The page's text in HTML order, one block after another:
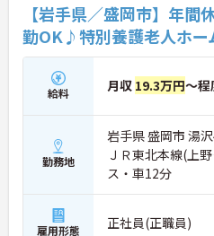
【岩手県／盛岡市】年
勤OK♪特別養護老人ホー
給料 月収 19.3万円～
勤務地
岩手県 盛岡市 湯
ＪＲ東北本線(上
ス・車12分
雇用形態 正社員(正職員)